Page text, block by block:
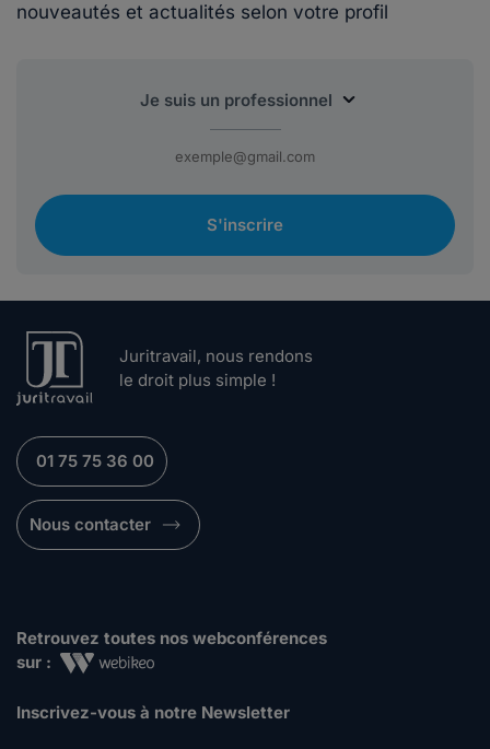
nouveautés et actualités selon votre profil
S'inscrire
Juritravail, nous rendons
le droit plus simple !
01 75 75 36 00
Nous contacter
Retrouvez toutes nos webconférences
sur :
Inscrivez-vous à notre Newsletter